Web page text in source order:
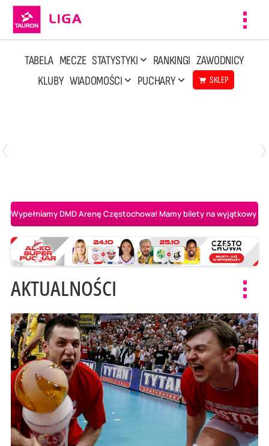
TABELA MECZE STATYSTYKI RANKINGI ZAWODNICY
KLUBY WIADOMOŚCI PUCHARY SKLEP
Wypełniamy DMD Arenę Częstochowa! Mamy bilety na wyjątkowy
AKTUALNOŚCI